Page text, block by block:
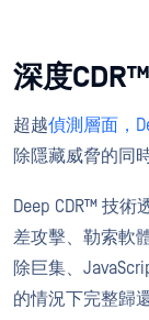
深度
超越偵測層面，
除隱藏威脅的同
Deep CDR™ 技
差攻擊、勒索軟
除巨集、
的情況下完整歸